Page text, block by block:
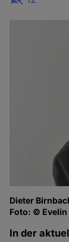
Dieter
Foto: © Evelin
In der